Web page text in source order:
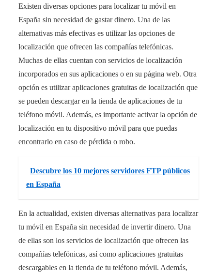
Existen diversas opciones para localizar tu móvil en
España sin necesidad de gastar dinero. Una de las
alternativas más efectivas es utilizar las opciones de
localización que ofrecen las compañías telefónicas.
Muchas de ellas cuentan con servicios de localización
incorporados en sus aplicaciones o en su página web. Otra
opción es utilizar aplicaciones gratuitas de localización que
se pueden descargar en la tienda de aplicaciones de tu
teléfono móvil. Además, es importante activar la opción de
localización en tu dispositivo móvil para que puedas
encontrarlo en caso de pérdida o robo.
Descubre los 10 mejores servidores FTP públicos
en España
En la actualidad, existen diversas alternativas para localizar
tu móvil en España sin necesidad de invertir dinero. Una
de ellas son los servicios de localización que ofrecen las
compañías telefónicas, así como aplicaciones gratuitas
descargables en la tienda de tu teléfono móvil. Además,